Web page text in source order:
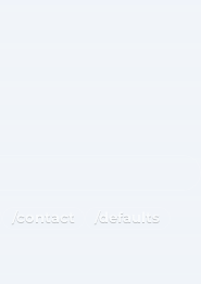
/contact
/defaults